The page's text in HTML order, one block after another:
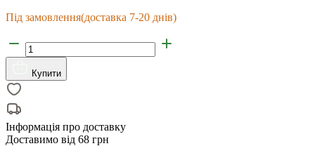
Під замовлення(доставка 7-20 днів)
Купити
Інформація про доставку
Доставимо від 68 грн